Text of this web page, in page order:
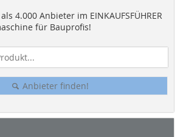
4.000 Anbieter im EINKAUFSFÜHRER
für Bauprofis!
Anbieter finden!